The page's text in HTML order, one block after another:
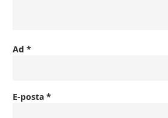
Ad *
E-posta *